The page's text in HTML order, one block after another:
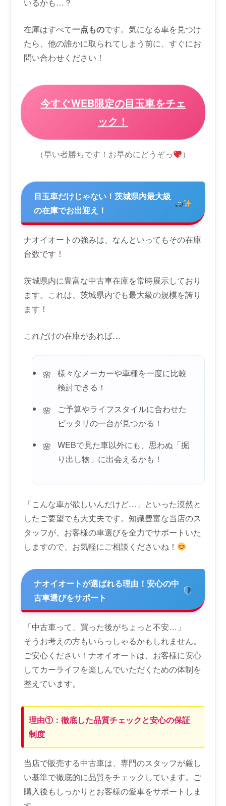
いるかも…？
在庫はすべて一点ものです。気になる車を見つけ
たら、他の誰かに取られてしまう前に、すぐにお
問い合わせください！
今すぐWEB限定の目玉車をチェ
ック！
（早い者勝ちです！お早めにどうぞっ ）
目玉車だけじゃない！茨城県内最大級
の在庫でお出迎え！
ナオイオートの強みは、なんといってもその在庫
台数です！
茨城県内に豊富な中古車在庫を常時展示しており
ます。これは、茨城県内でも最大級の規模を誇り
ます！
これだけの在庫があれば…
様々なメーカーや車種を一度に比較
検討できる！
ご予算やライフスタイルに合わせた
ピッタリの一台が見つかる！
WEBで見た車以外にも、思わぬ「掘
り出し物」に出会えるかも！
「こんな車が欲しいんだけど…」といった漠然と
したご要望でも大丈夫です。知識豊富な当店のス
タッフが、お客様の車選びを全力でサポートいた
しますので、お気軽にご相談くださいね！
ナオイオートが選ばれる理由！安心の中
古車選びをサポート
「中古車って、買った後がちょっと不安…」
そうお考えの方もいらっしゃるかもしれません。
ご安心ください！ナオイオートは、お客様に安心
してカーライフを楽しんでいただくための体制を
整えています。
理由①：徹底した品質チェックと安心の保証
制度
当店で販売する中古車は、専門のスタッフが厳し
い基準で徹底的に品質をチェックしています。ご
購入後もしっかりとお客様の愛車をサポートしま